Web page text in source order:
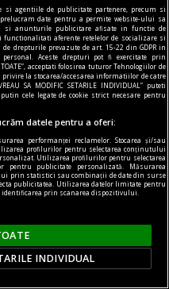
si agentiile de publicitate partenere, precum si
date pentru a permite website-ului sa
si anunturile publicitare afisate in functie de
aferente retelelor de socializare si
drepturile prevazute de art. 15-22 din GDPR in
Aceste drepturi pot fi exercitate prin
TOATE”, acceptati folosirea tuturor Tehnologiilor de
la stocarea/accesarea informatiilor de catre
SA MODIFIC SETARILE INDIVIDUAL” puteti
cele legate de cookie strict necesare pentru
datele pentru a oferi:
performanței reclamelor. Stocarea și/sau
profilurilor pentru selectarea conținutului
Utilizarea profilurilor pentru selectarea
pentru publicitate personalizată. Măsurarea
prin statistici sau combinații de date din surse
publicitatea. Utilizarea datelor limitate pentru
identificarea prin scanarea dispozitivului.
INDIVIDUAL